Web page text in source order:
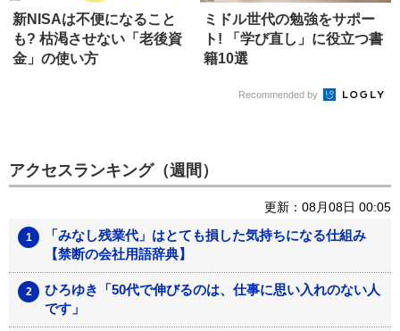
新NISAは不便になること
も? 枯渇させない「老後資
金」の使い方
ミドル世代の勉強をサポー
ト! 「学び直し」に役立つ書
籍10選
Recommended by
アクセスランキング（週間）
更新：08月08日 00:05
「みなし残業代」はとても損した気持ちになる仕組み
【禁断の会社用語辞典】
ひろゆき「50代で伸びるのは、仕事に思い入れのない人
です」